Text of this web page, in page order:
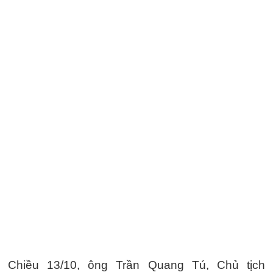
Chiều 13/10, ông Trần Quang Tú, Chủ tịch